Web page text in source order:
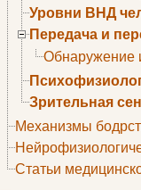
Уровни ВНД
Передача и
Обнаружение
Зрительная
Механизмы
Статьи